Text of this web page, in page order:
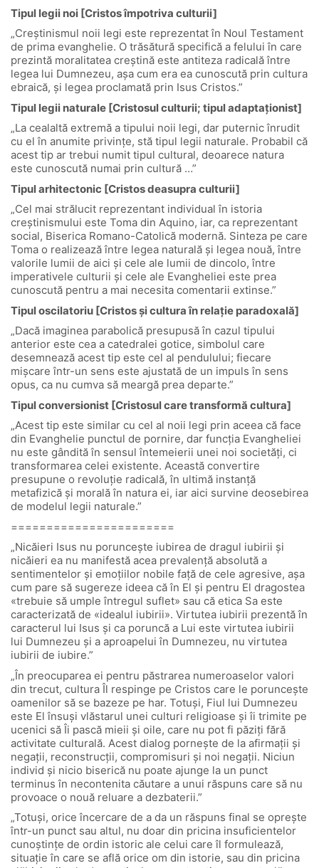
Tipul legii noi [Cristos împotriva culturii]
„Creștinismul noii legi este reprezentat în Noul Testament
de prima evanghelie. O trăsătură specifică a felului în care
prezintă moralitatea creștină este antiteza radicală între
legea lui Dumnezeu, așa cum era ea cunoscută prin cultura
ebraică, și legea proclamată prin Isus Cristos.”
Tipul legii naturale [Cristosul culturii; tipul adaptaționist]
„La cealaltă extremă a tipului noii legi, dar puternic înrudit
cu el în anumite privințe, stă tipul legii naturale. Probabil că
acest tip ar trebui numit tipul cultural, deoarece natura
este cunoscută numai prin cultură …”
Tipul arhitectonic [Cristos deasupra culturii]
„Cel mai strălucit reprezentant individual în istoria
creștinismului este Toma din Aquino, iar, ca reprezentant
social, Biserica Romano-Catolică modernă. Sinteza pe care
Toma o realizează între legea naturală și legea nouă, între
valorile lumii de aici și cele ale lumii de dincolo, între
imperativele culturii și cele ale Evangheliei este prea
cunoscută pentru a mai necesita comentarii extinse.”
Tipul oscilatoriu [Cristos și cultura în relație paradoxală]
„Dacă imaginea parabolică presupusă în cazul tipului
anterior este cea a catedralei gotice, simbolul care
desemnează acest tip este cel al pendulului; fiecare
mișcare într-un sens este ajustată de un impuls în sens
opus, ca nu cumva să meargă prea departe.”
Tipul conversionist [Cristosul care transformă cultura]
„Acest tip este similar cu cel al noii legi prin aceea că face
din Evanghelie punctul de pornire, dar funcția Evangheliei
nu este gândită în sensul întemeierii unei noi societăți, ci
transformarea celei existente. Această convertire
presupune o revoluție radicală, în ultimă instanță
metafizică și morală în natura ei, iar aici survine deosebirea
de modelul legii naturale.”
=======================
„Nicăieri Isus nu poruncește iubirea de dragul iubirii și
nicăieri ea nu manifestă acea prevalență absolută a
sentimentelor și emoțiilor nobile față de cele agresive, așa
cum pare să sugereze ideea că în El și pentru El dragostea
«trebuie să umple întregul suflet» sau că etica Sa este
caracterizată de «idealul iubirii». Virtutea iubirii prezentă în
caracterul lui Isus și ca poruncă a Lui este virtutea iubirii
lui Dumnezeu și a aproapelui în Dumnezeu, nu virtutea
iubirii de iubire.”
„În preocuparea ei pentru păstrarea numeroaselor valori
din trecut, cultura Îl respinge pe Cristos care le poruncește
oamenilor să se bazeze pe har. Totuși, Fiul lui Dumnezeu
este El însuși vlăstarul unei culturi religioase și îi trimite pe
ucenici să Îi pască mieii și oile, care nu pot fi păziți fără
activitate culturală. Acest dialog pornește de la afirmații și
negații, reconstrucții, compromisuri și noi negații. Niciun
individ și nicio biserică nu poate ajunge la un punct
terminus în necontenita căutare a unui răspuns care să nu
provoace o nouă reluare a dezbaterii.”
„Totuși, orice încercare de a da un răspuns final se oprește
într-un punct sau altul, nu doar din pricina insuficientelor
cunoștințe de ordin istoric ale celui care îl formulează,
situație în care se află orice om din istorie, sau din pricina